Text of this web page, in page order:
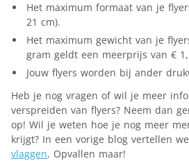
Het maximum formaat van je
21 cm).
Het maximum gewicht van je
gram geldt een meerprijs van €
Jouw flyers worden bij ander
Heb je nog vragen of wil je meer
verspreiden van flyers? Neem dan
op! Wil je weten hoe je nog meer
krijgt? In een vorige blog vertellen
vlaggen. Opvallen maar!